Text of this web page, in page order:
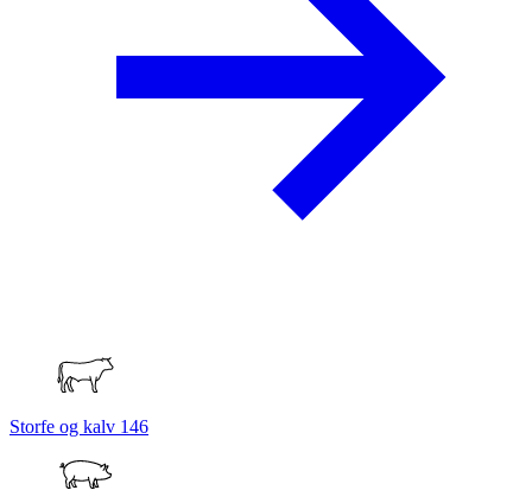
Storfe og kalv 146